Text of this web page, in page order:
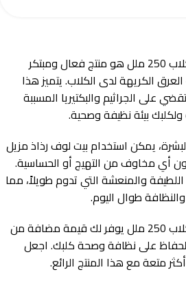
بيت لوف رذاذ مزيل لعرق الكلاب 250 ملل هو منتج فعال ومبتكر
الكريهة لدى الكلاب. يتميز هذا
على الجراثيم والبكتيريا المسببة
بيئة نظيفة وصحية.
يمكن استخدام بيت لوف رذاذ مزيل
أي مخاوف من التهيج أو الحساسية.
اللطيفة والمنعشة التي تدوم طويلاً، مما
طوال اليوم.
بيت لوف رذاذ مزيل لعرق الكلاب 250 ملل يوفر لك قيمة مضافة من
للحفاظ على نظافة وصحة كلبك. اجعل
متعة مع هذا المنتج الرائع.